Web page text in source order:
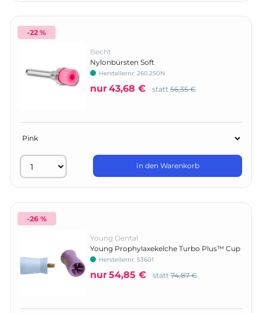
-22 %
Becht
Nylonbürsten Soft
Herstellernr: 260.250N
nur43,68 € statt 56,35 €
In den Warenkorb
-26 %
Young Dental
Young Prophylaxekelche Turbo Plus™ Cup
Herstellernr: 53601
nur54,85 € statt 74,87 €